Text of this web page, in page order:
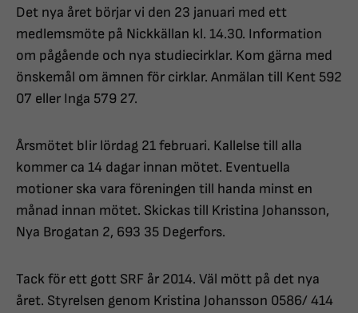
Det nya året börjar vi den 23 januari med ett
medlemsmöte på Nickkällan kl. 14.30. Information
om pågående och nya studiecirklar. Kom gärna med
önskemål om ämnen för cirklar. Anmälan till Kent 592
07 eller Inga 579 27.
Årsmötet blir lördag 21 februari. Kallelse till alla
kommer ca 14 dagar innan mötet. Eventuella
motioner ska vara föreningen till handa minst en
månad innan mötet. Skickas till Kristina Johansson,
Nya Brogatan 2, 693 35 Degerfors.
Tack för ett gott SRF år 2014. Väl mött på det nya
året. Styrelsen genom Kristina Johansson 0586/ 414